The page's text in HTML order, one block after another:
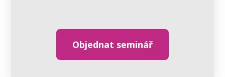
Objednat seminář